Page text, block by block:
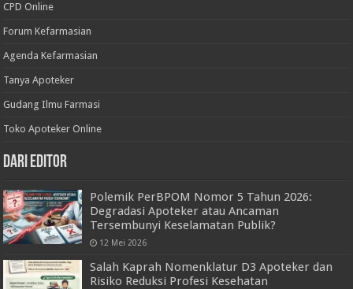
CPD Online
Forum Kefarmasian
Agenda Kefarmasian
Tanya Apoteker
Gudang Ilmu Farmasi
Toko Apoteker Online
Dari Editor
Polemik PerBPOM Nomor 5 Tahun 2026:
Degradasi Apoteker atau Ancaman
Tersembunyi Keselamatan Publik?
12 Mei 2026
Salah Kaprah Nomenklatur D3 Apoteker dan
Risiko Reduksi Profesi Kesehatan